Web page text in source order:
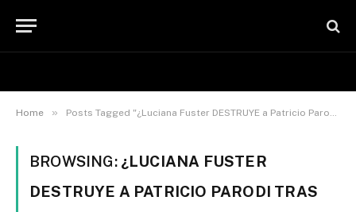
Home » Posts Tagged "¿Luciana Fuster DESTRUYE a Patricio Parodi tras supuesto NUEVO AMOR con este fusil mensaje?"
BROWSING: ¿LUCIANA FUSTER
DESTRUYE A PATRICIO PARODI TRAS